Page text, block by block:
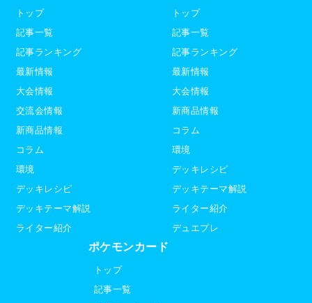
トップ
記事一覧
記事ランキング
最新情報
大会情報
交流会情報
新商品情報
コラム
環境
デッキレシピ
デッキテーマ解説
ライター紹介
トップ
記事一覧
記事ランキング
最新情報
大会情報
新商品情報
コラム
環境
デッキレシピ
デッキテーマ解説
ライター紹介
デュエプレ
ポケモンカード
トップ
記事一覧